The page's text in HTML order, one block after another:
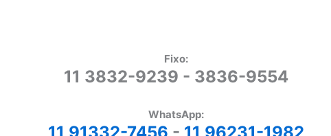
Fixo:
11 3832-9239 - 3836-9554
WhatsApp: